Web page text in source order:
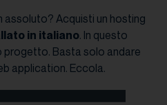
assoluto? Acquisti un hosting
in italiano. In questo
progetto. Basta solo andare
application. Eccola.